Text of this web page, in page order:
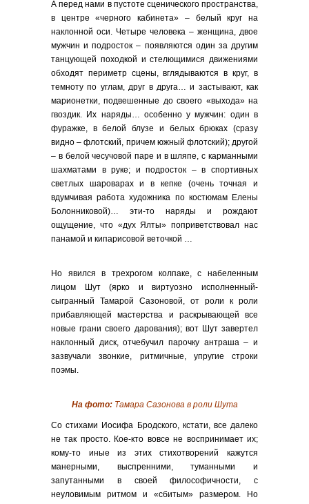
А перед нами в пустоте сценического пространства,
в центре «черного кабинета» – белый круг на
наклонной оси. Четыре человека – женщина, двое
мужчин и подросток – появляются один за другим
танцующей походкой и стелющимися движениями
обходят периметр сцены, вглядываются в круг, в
темноту по углам, друг в друга… и застывают, как
марионетки, подвешенные до своего «выхода» на
гвоздик. Их наряды… особенно у мужчин: один в
фуражке, в белой блузе и белых брюках (сразу
видно – флотский, причем южный флотский); другой
– в белой чесучовой паре и в шляпе, с карманными
шахматами в руке; и подросток – в спортивных
светлых шароварах и в кепке (очень точная и
вдумчивая работа художника по костюмам Елены
Болонниковой)… эти-то наряды и рождают
ощущение, что «дух Ялты» поприветствовал нас
панамой и кипарисовой веточкой …
Но явился в трехрогом колпаке, с набеленным
лицом Шут (ярко и виртуозно исполненный-
сыгранный Тамарой Сазоновой, от роли к роли
прибавляющей мастерства и раскрывающей все
новые грани своего дарования); вот Шут завертел
наклонный диск, отчебучил парочку антраша – и
зазвучали звонкие, ритмичные, упругие строки
поэмы.
На фото:Тамара Сазонова в роли Шута
Со стихами Иосифа Бродского, кстати, все далеко
не так просто. Кое-кто вовсе не воспринимает их;
кому-то иные из этих стихотворений кажутся
манерными, выспренними, туманными и
запутанными в своей философичности, с
неуловимым ритмом и «сбитым» размером. Но